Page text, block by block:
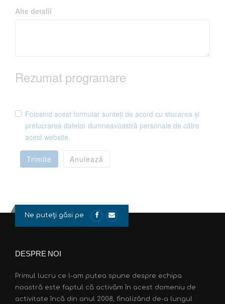
Alte detalii
Rezumat programare
Folosind acest formular sunteți de acord cu stocarea și
prelucrarea datelor dumneavoastră personale de către
acest website.
Trimite Anulează
Ne puteți găsi pe
DESPRE NOI
Primul lucru ce l-am putea spune despre echipa
noastră este faptul că activăm în acest domeniu de
activitate încă din anul 2008, finalizând de-a lungul